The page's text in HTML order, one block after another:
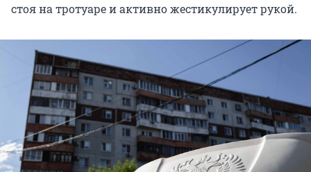
стоя на тротуаре и активно жестикулирует рукой.